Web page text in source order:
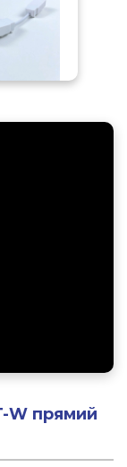
W прямий